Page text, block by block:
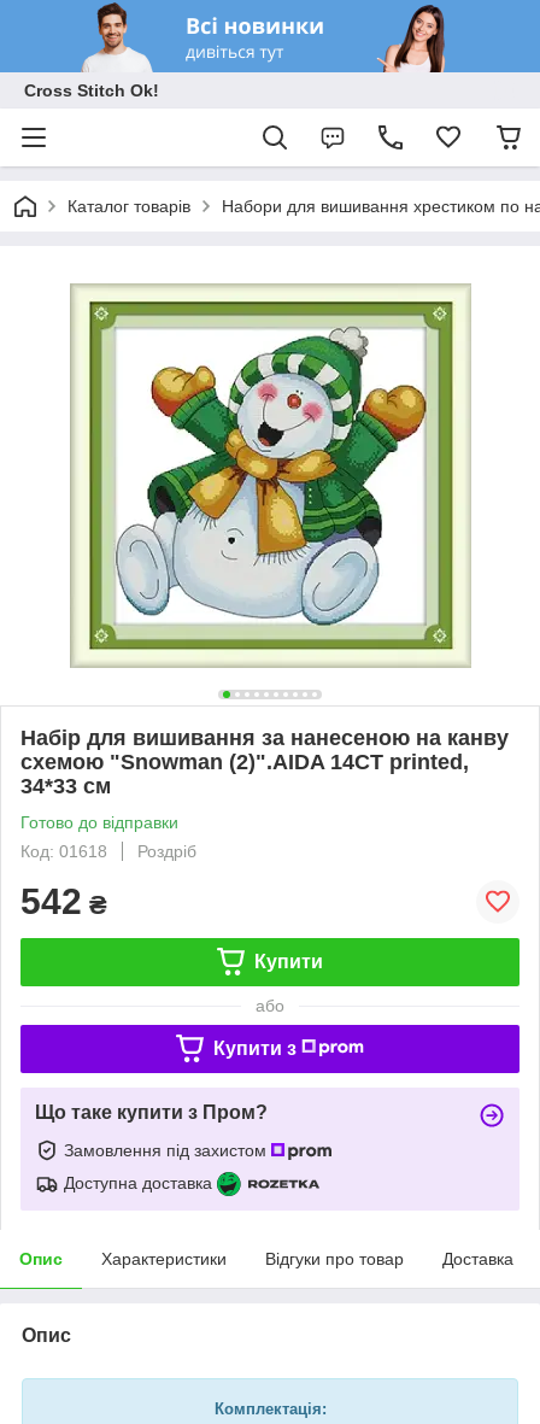
Cross Stitch Ok!
Каталог товарів Набори для вишивання хрестиком по
Набір для вишивання за нанесеною на канву
схемою "Snowman (2)".AIDA 14CT printed,
34*33 см
Готово до відправки
Код: 01618
Роздріб
542 ₴
Купити
або
Купити з
Що таке купити з Пром?
Замовлення під захистом
Доступна доставка
Опис Характеристики Відгуки про товар Доставка
Опис
Комплектація: